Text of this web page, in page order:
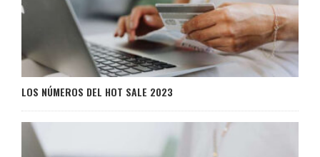
LOS NÚMEROS DEL HOT SALE 2023